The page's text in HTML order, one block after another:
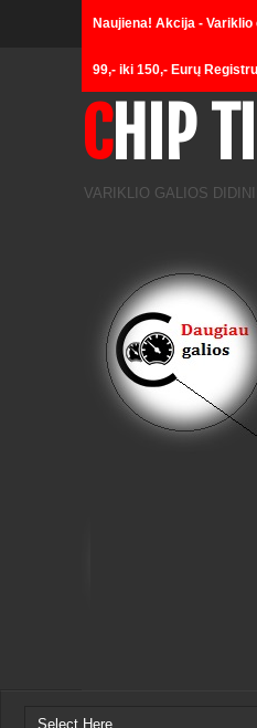
Naujiena! Akcija -
99,- iki 150,- Eurų
Loading...
CHIP
VARIKLIO GALIOS